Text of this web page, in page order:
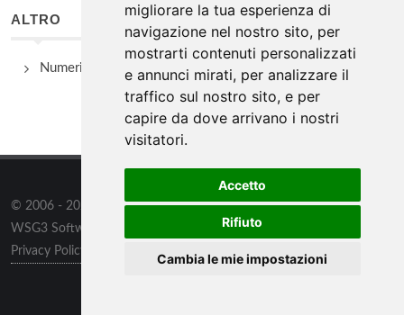
migliorare la tua esperienza di
navigazione nel nostro sito, per
mostrarti contenuti personalizzati
e annunci mirati, per analizzare il
traffico sul nostro sito, e per
capire da dove arrivano i nostri
visitatori.
Accetto
Rifiuto
Cambia le mie impostazioni
ALTRO
Numeri Utili
© 2006 - 2026 WSG3 STUDIOtutti i diritti riservati. Powered by
WSG3 Software
Privacy Policy